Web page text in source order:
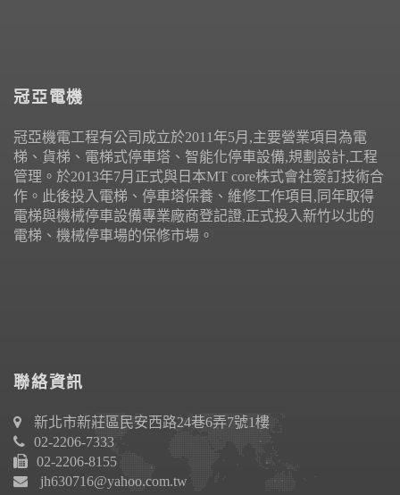
冠亞電機
冠亞機電工程有公司成立於2011年5月,主要營業項目為電
梯、貨梯、電梯式停車塔、智能化停車設備,規劃設計,工程
管理。於2013年7月正式與日本MT core株式會社簽訂技術合
作。此後投入電梯、停車塔保養、維修工作項目,同年取得
電梯與機械停車設備專業廠商登記證,正式投入新竹以北的
電梯、機械停車場的保修市場。
聯絡資訊
新北市新莊區民安西路24巷6弄7號1樓
02-2206-7333
02-2206-8155
jh630716@yahoo.com.tw